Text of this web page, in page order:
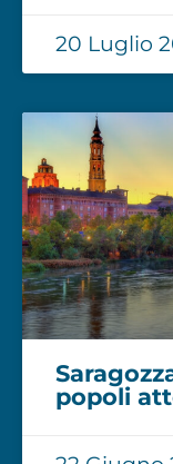
20 Luglio
popoli